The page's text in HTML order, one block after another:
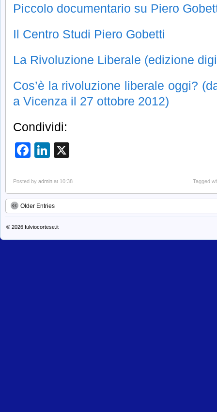
Piccolo documentario su Piero
Il Centro Studi Piero Gobetti
La Rivoluzione Liberale (edizione
Cos’è la rivoluzione liberale oggi?
a Vicenza il 27 ottobre 2012)
Condividi:
Facebook
LinkedIn
Posted by admin at 10:38 Tagged
Older Entries
© 2026 fulviocortese.it